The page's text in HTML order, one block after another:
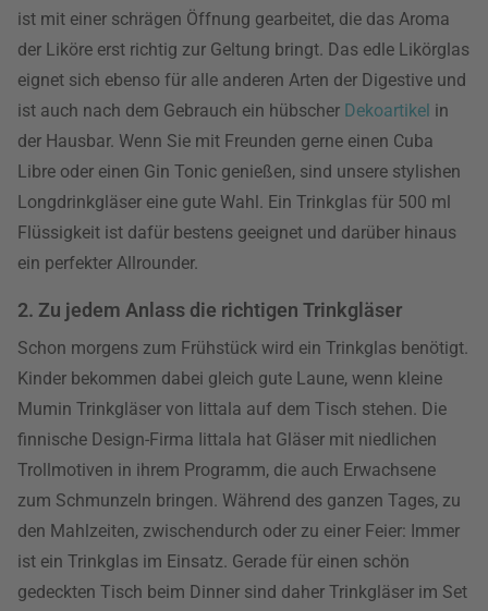
ist mit einer schrägen Öffnung gearbeitet, die das Aroma
der Liköre erst richtig zur Geltung bringt. Das edle Likörglas
eignet sich ebenso für alle anderen Arten der Digestive und
ist auch nach dem Gebrauch ein hübscher Dekoartikel in
der Hausbar. Wenn Sie mit Freunden gerne einen Cuba
Libre oder einen Gin Tonic genießen, sind unsere stylishen
Longdrinkgläser eine gute Wahl. Ein Trinkglas für 500 ml
Flüssigkeit ist dafür bestens geeignet und darüber hinaus
ein perfekter Allrounder.
2. Zu jedem Anlass die richtigen Trinkgläser
Schon morgens zum Frühstück wird ein Trinkglas benötigt.
Kinder bekommen dabei gleich gute Laune, wenn kleine
Mumin Trinkgläser von Iittala auf dem Tisch stehen. Die
finnische Design-Firma Iittala hat Gläser mit niedlichen
Trollmotiven in ihrem Programm, die auch Erwachsene
zum Schmunzeln bringen. Während des ganzen Tages, zu
den Mahlzeiten, zwischendurch oder zu einer Feier: Immer
ist ein Trinkglas im Einsatz. Gerade für einen schön
gedeckten Tisch beim Dinner sind daher Trinkgläser im Set